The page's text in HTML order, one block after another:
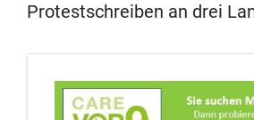
Protestschreiben an drei